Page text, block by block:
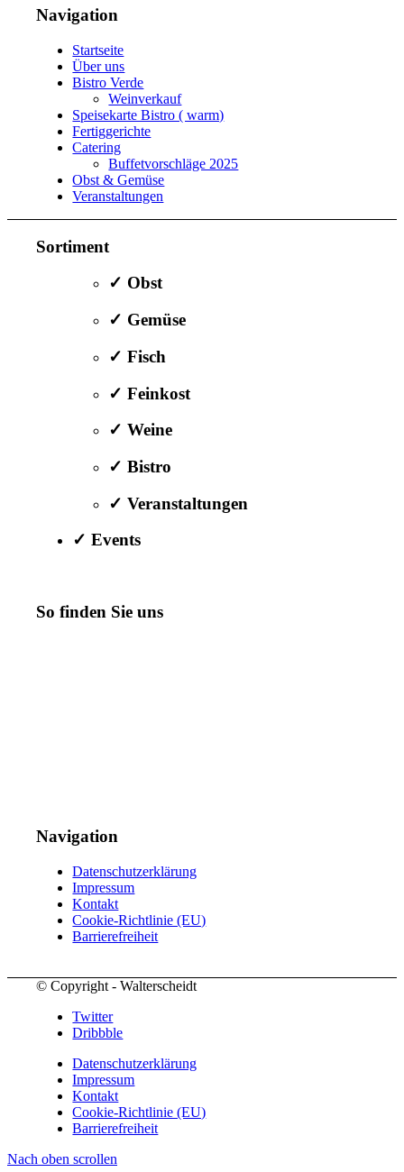
Navigation
Startseite
Über uns
Bistro Verde
Weinverkauf
Speisekarte Bistro ( warm)
Fertiggerichte
Catering
Buffetvorschläge 2025
Obst & Gemüse
Veranstaltungen
Sortiment
✓ Obst
✓ Gemüse
✓ Fisch
✓ Feinkost
✓ Weine
✓ Bistro
✓ Veranstaltungen
✓ Events
So finden Sie uns
Navigation
Datenschutzerklärung
Impressum
Kontakt
Cookie-Richtlinie (EU)
Barrierefreiheit
© Copyright - Walterscheidt
Twitter
Dribbble
Datenschutzerklärung
Impressum
Kontakt
Cookie-Richtlinie (EU)
Barrierefreiheit
Nach oben scrollen